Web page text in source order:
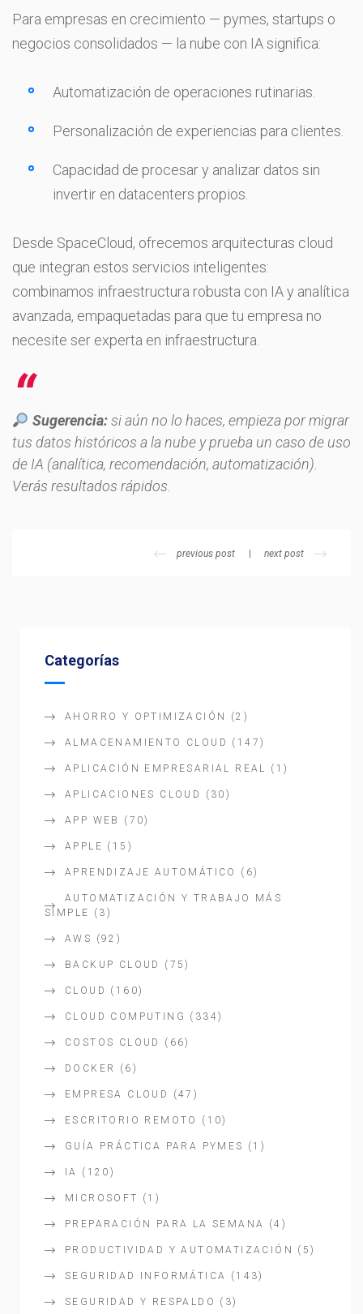
Para empresas en crecimiento — pymes, startups o
negocios consolidados — la nube con IA significa:
Automatización de operaciones rutinarias.
Personalización de experiencias para clientes.
Capacidad de procesar y analizar datos sin
invertir en datacenters propios.
Desde SpaceCloud, ofrecemos arquitecturas cloud
que integran estos servicios inteligentes:
combinamos infraestructura robusta con IA y analítica
avanzada, empaquetadas para que tu empresa no
necesite ser experta en infraestructura.
Sugerencia:si aún no lo haces, empieza por migrar
tus datos históricos a la nube y prueba un caso de uso
de IA (analítica, recomendación, automatización).
Verás resultados rápidos.
previous post next post
Categorías
AHORRO Y OPTIMIZACIÓN (2)
ALMACENAMIENTO CLOUD (147)
APLICACIÓN EMPRESARIAL REAL (1)
APLICACIONES CLOUD (30)
APP WEB (70)
APPLE (15)
APRENDIZAJE AUTOMÁTICO (6)
AUTOMATIZACIÓN Y TRABAJO MÁS
SIMPLE
(3)
AWS (92)
BACKUP CLOUD (75)
CLOUD (160)
CLOUD COMPUTING (334)
COSTOS CLOUD (66)
DOCKER (6)
EMPRESA CLOUD (47)
ESCRITORIO REMOTO (10)
GUÍA PRÁCTICA PARA PYMES (1)
IA (120)
MICROSOFT (1)
PREPARACIÓN PARA LA SEMANA (4)
PRODUCTIVIDAD Y AUTOMATIZACIÓN (5)
SEGURIDAD INFORMÁTICA (143)
SEGURIDAD Y RESPALDO (3)